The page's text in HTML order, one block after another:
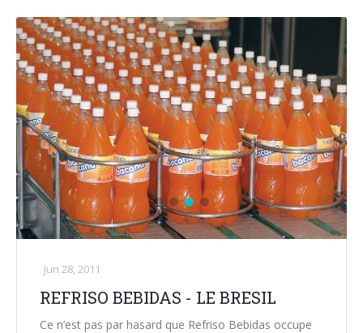
Jun 28, 2011
REFRISO BEBIDAS - LE BRESIL
Ce n’est pas par hasard que Refriso Bebidas occupe